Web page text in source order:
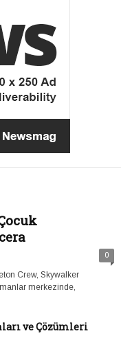
0
Crew, Skywalker
merkezinde,
ve Çözümleri